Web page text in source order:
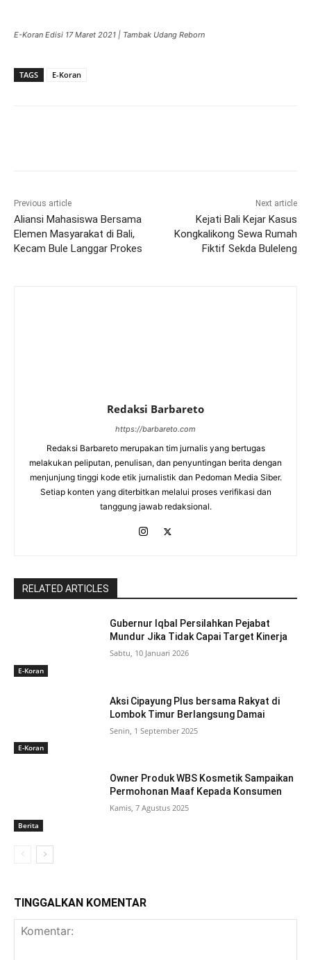
E-Koran Edisi 17 Maret 2021 | Tambak Udang Reborn
TAGS E-Koran
Previous article
Aliansi Mahasiswa Bersama
Elemen Masyarakat di Bali,
Kecam Bule Langgar Prokes
Next article
Kejati Bali Kejar Kasus
Kongkalikong Sewa Rumah
Fiktif Sekda Buleleng
Redaksi Barbareto
https://barbareto.com
Redaksi Barbareto merupakan tim jurnalis yang bertugas
melakukan peliputan, penulisan, dan penyuntingan berita dengan
menjunjung tinggi kode etik jurnalistik dan Pedoman Media Siber.
Setiap konten yang diterbitkan melalui proses verifikasi dan
tanggung jawab redaksional.
RELATED ARTICLES
E-Koran
Gubernur Iqbal Persilahkan Pejabat
Mundur Jika Tidak Capai Target Kinerja
Sabtu, 10 Januari 2026
E-Koran
Aksi Cipayung Plus bersama Rakyat di
Lombok Timur Berlangsung Damai
Senin, 1 September 2025
Berita
Owner Produk WBS Kosmetik Sampaikan
Permohonan Maaf Kepada Konsumen
Kamis, 7 Agustus 2025
TINGGALKAN KOMENTAR